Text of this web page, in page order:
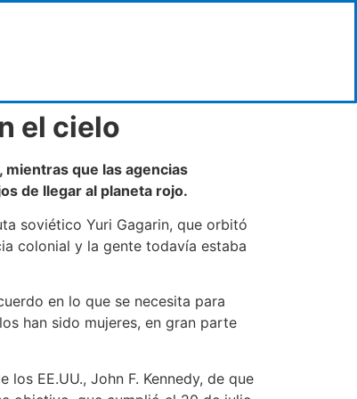
el cielo
que las agencias
de llegar al planeta rojo.
soviético Yuri Gagarin, que orbitó
colonial y la gente todavía estaba
en lo que se necesita para
han sido mujeres, en gran parte
EE.UU., John F. Kennedy, de que